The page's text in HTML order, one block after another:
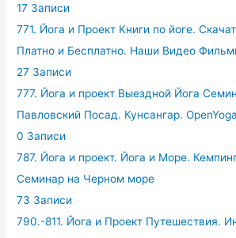
17 Записи
771. Йога и Проект Книги по йоге.
Платно и Бесплатно. Наши Видео
27 Записи
777. Йога и проект Выездной Йога
Павловский Посад. Кунсангар. OpenYoga
0 Записи
787. Йога и проект. Йога и Море.
Семинар на Черном море
73 Записи
790.-811. Йога и Проект Путешествия.